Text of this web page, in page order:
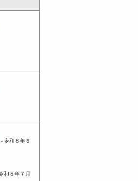
～令和８年６
令和８年７月